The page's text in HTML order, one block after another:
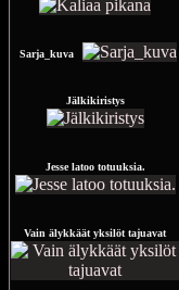
Sarja_kuva
Jälkikiristys
Jesse latoo totuuksia.
Vain älykkäät yksilöt tajuavat